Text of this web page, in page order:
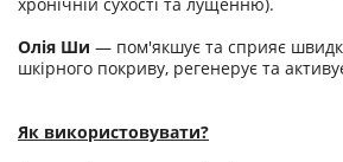
Олія Ши — пом'якшує та сприяє
шкірного покриву, регенерує та
Як використовувати?